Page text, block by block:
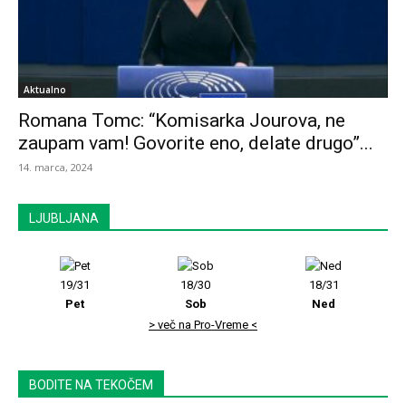
Aktualno
Romana Tomc: “Komisarka Jourova, ne
zaupam vam! Govorite eno, delate drugo”...
14. marca, 2024
LJUBLJANA
19/31
Pet
18/30
Sob
18/31
Ned
> več na Pro-Vreme <
BODITE NA TEKOČEM